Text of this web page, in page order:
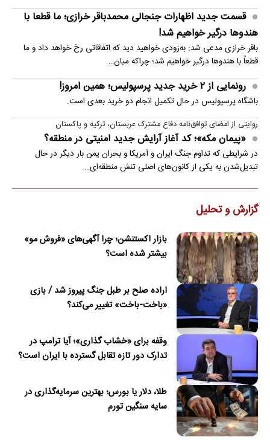
قسمت جدید اظهارات جنجالی محمدباقر خرازی؛ ما قطعا با
هندوها درگیر خواهیم شد!
باقر خرازی مدعی شد: به‌زودی خواهید دید که اتفاقاتی رخ خواهد داد و ما
قطعاً با هندوها درگیر خواهیم شد؛ چراکه میان…
رونمایی از ۲ خرید جدید پرسپولیس؛ همین امروز!
باشگاه پرسپولیس در حال تکمیل انجام دو خرید بعدی است.
روایتی از امضای توافق‌نامه دفاع مشترک عربستان، ترکیه و پاکستان
«پیمان مکه»؛ کد آغاز آرایش جدید امنیتی در منطقه؟
در شرایطی که تداوم جنگ ایران و آمریکا و بحران یمن بار دیگر در حال
تبدیل‌شدن به یکی از کانون‌های اصلی تنش منطقه‌ای…
گزارش و تحلیل
بازار اکستنشن؛ چرا آگهی‌های «فروش مو»
بیشتر شده است؟
اراده صلح بر طبل جنگ پیروز شد / بازی
«باخت-باخت» تغییر می‌کند؟
وقفه برای «خشاب گذاری»؛ آیا ترامپ در
تدارک دور تازه تقابل گسترده با ایران است؟
طلا، دلار یا بورس؛ بهترین سرمایه‌گذاری در
سایه سنگین تورم